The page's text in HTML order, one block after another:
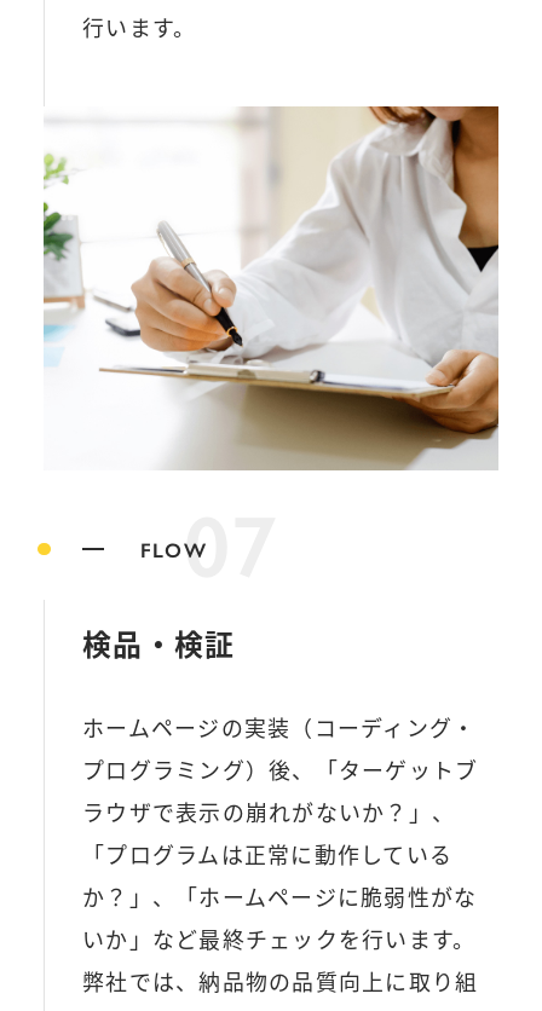
行います。
FLOW
07
検品・検証
ホームページの実装（コーディング・
プログラミング）後、「ターゲットブ
ラウザで表示の崩れがないか？」、
「プログラムは正常に動作している
か？」、「ホームページに脆弱性がな
いか」など最終チェックを行います。
弊社では、納品物の品質向上に取り組